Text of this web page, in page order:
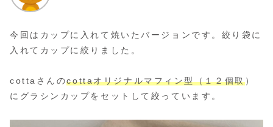
今回はカップに入れて焼いたバージョンです。絞り袋に
入れてカップに絞りました。
cottaさんのcottaオリジナルマフィン型（１２個取）
にグラシンカップをセットして絞っています。